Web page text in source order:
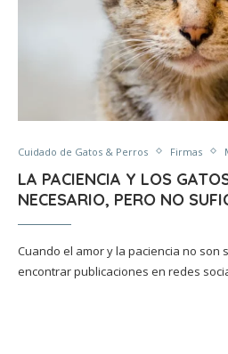
Cuidado de Gatos & Perros Firmas
LA PACIENCIA Y LOS
NECESARIO, PERO NO
Cuando el amor y la paciencia no son
encontrar publicaciones en redes